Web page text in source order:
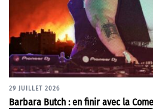
29 JUILLET 2026
Barbara Butch : en finir avec la